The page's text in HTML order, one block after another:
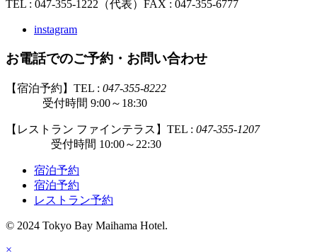
TEL : 047-355-1222（代表） FAX : 047-355-6777
instagram
お電話でのご予約・お問い合わせ
【宿泊予約】TEL : 047-355-8222
受付時間 9:00～18:30
【レストラン ファインテラス】TEL : 047-355-1207
受付時間 10:00～22:30
宿泊予約
宿泊予約
レストラン予約
© 2024 Tokyo Bay Maihama Hotel.
×